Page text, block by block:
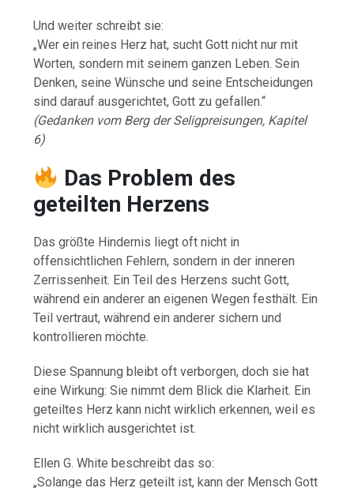
Und weiter schreibt sie:
„Wer ein reines Herz hat, sucht Gott nicht nur mit
Worten, sondern mit seinem ganzen Leben. Sein
Denken, seine Wünsche und seine Entscheidungen
sind darauf ausgerichtet, Gott zu gefallen.“
(Gedanken vom Berg der Seligpreisungen, Kapitel
6)
Das Problem des
geteilten Herzens
Das größte Hindernis liegt oft nicht in
offensichtlichen Fehlern, sondern in der inneren
Zerrissenheit. Ein Teil des Herzens sucht Gott,
während ein anderer an eigenen Wegen festhält. Ein
Teil vertraut, während ein anderer sichern und
kontrollieren möchte.
Diese Spannung bleibt oft verborgen, doch sie hat
eine Wirkung: Sie nimmt dem Blick die Klarheit. Ein
geteiltes Herz kann nicht wirklich erkennen, weil es
nicht wirklich ausgerichtet ist.
Ellen G. White beschreibt das so:
„Solange das Herz geteilt ist, kann der Mensch Gott